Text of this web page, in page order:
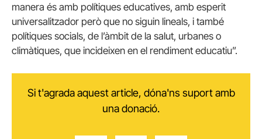
manera és amb polítiques educatives, amb esperit
universalitzador però que no siguin lineals, i també
polítiques socials, de l’àmbit de la salut, urbanes o
climàtiques, que incideixen en el rendiment educatiu”.
Si t'agrada aquest article, dóna'ns suport amb
una donació.